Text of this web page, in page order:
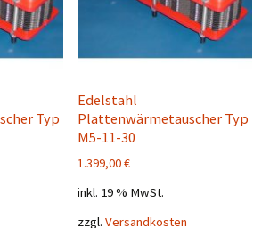
Typ
Edelstahl
Plattenwärmetauscher Typ
M5-11-30
1.399,00€
inkl. 19 % MwSt.
zzgl.Versandkosten